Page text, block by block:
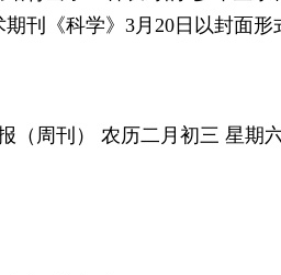
刊《科学》3月20日以封面
（周刊） 农历二月初三 星期